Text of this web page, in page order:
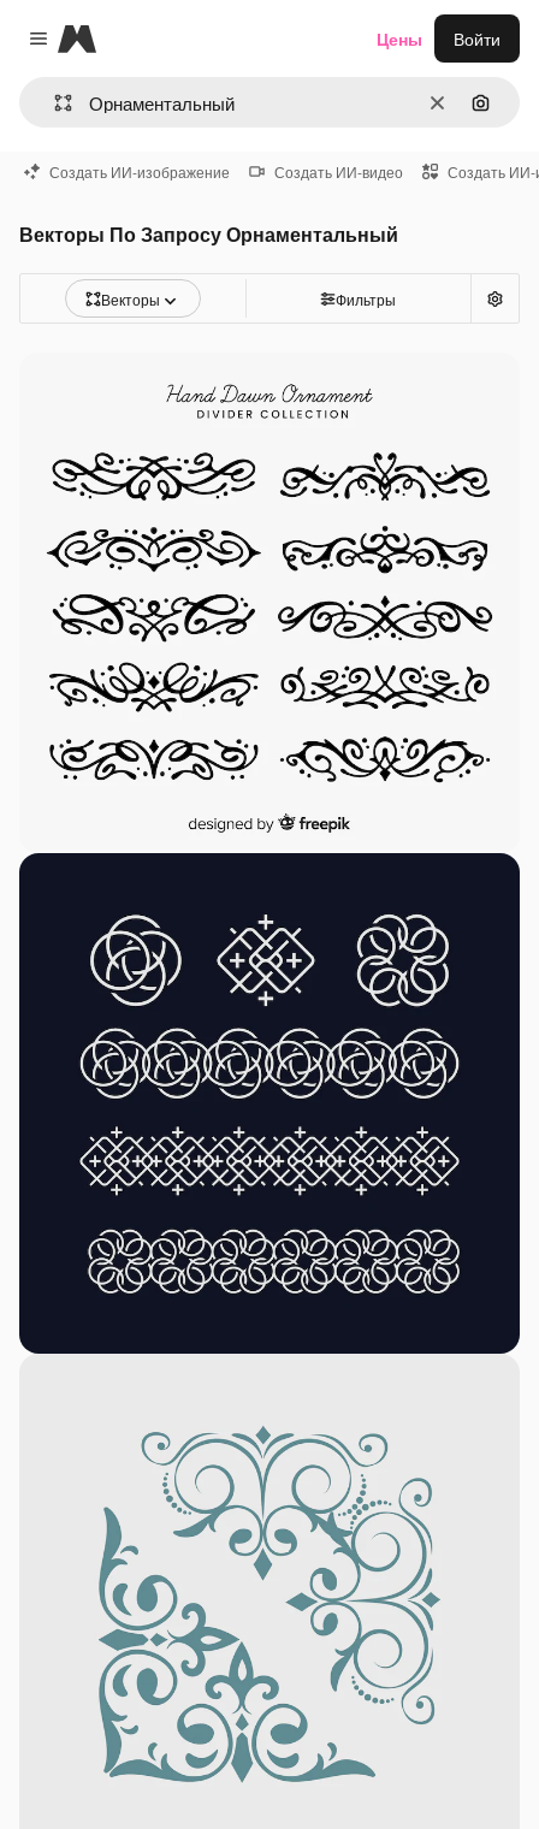
Close menu
Magnific
ОчиститьПоиск
Цены Войти
Создать ИИ-изображение Создать ИИ-видео Создать ИИ-
Векторы По Запросу Орнаментальный
Векторы Фильтры